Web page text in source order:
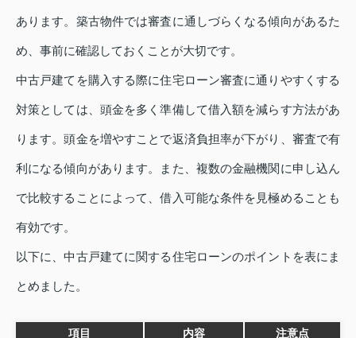
あります。築古物件では審査に通しづらくなる傾向があるた
め、事前に確認しておくことが大切です。
中古戸建てを購入する際に住宅ローン審査に通りやすくする
対策としては、頭金を多く準備して借入額を減らす方法があ
ります。頭金を増やすことで返済負担率が下がり、審査で有
利になる傾向があります。また、複数の金融機関に申し込ん
で比較することによって、借入可能な条件を見極めることも
有効です。
以下に、中古戸建てに関する住宅ローンのポイントを表にま
とめました。
項目 内容 注意点